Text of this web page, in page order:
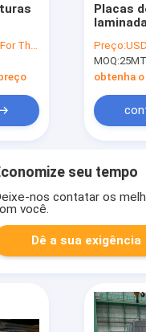
Offer
Placas
pesadas
Preço:
MOQ:25MT
obtenha
seu tempo
nos contatar os
você.
Dê a sua exigência